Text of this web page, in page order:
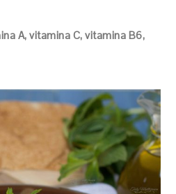
A, vitamina C, vitamina B6,